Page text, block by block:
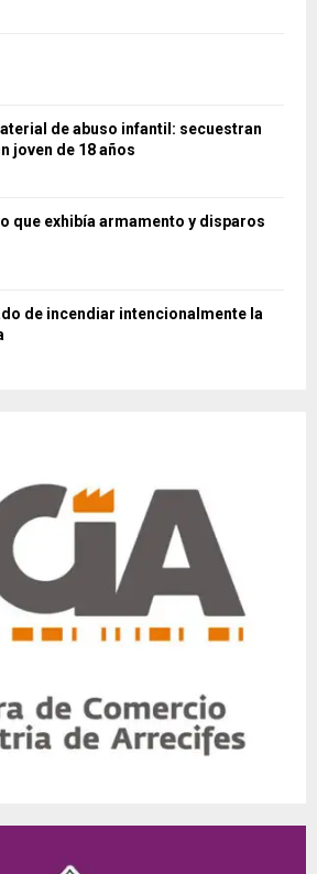
de abuso infantil: secuestran
joven de 18 años
que exhibía armamento y disparos
de incendiar intencionalmente la